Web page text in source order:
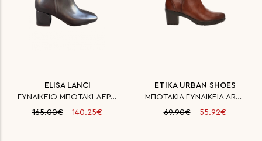
ELISA LANCI
ΓΥΝΑΙΚΕΙΟ ΜΠΟΤΑΚΙ ΔΕΡΜΑΤΙΝΟ
165.00€
140.25€
ETIKA URBAN SHOES
ΜΠΟΤΑΚΙΑ ΓΥΝΑΙΚΕΙΑ ARMONY FON
69.90€
55.92€